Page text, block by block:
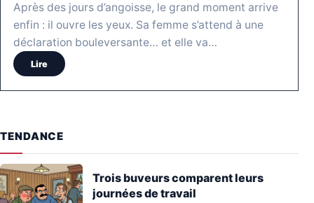
Après des jours d’angoisse, le grand moment arrive
enfin : il ouvre les yeux. Sa femme s’attend à une
déclaration bouleversante… et elle va…
Lire
TENDANCE
Trois buveurs comparent leurs
journées de travail